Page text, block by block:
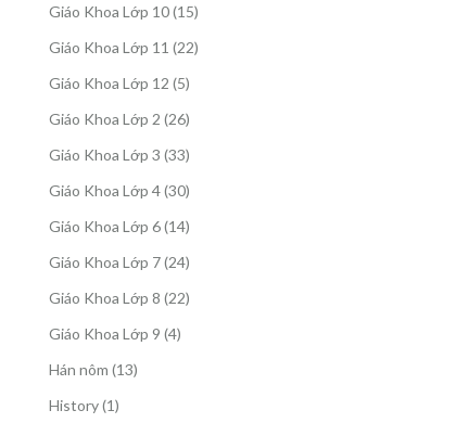
phẩm
Giáo Khoa Lớp 10 1515
phẩm
Giáo Khoa Lớp 11 2222
Giáo Khoa Lớp 12 55
phẩm
Giáo Khoa Lớp 2 2626
phẩm
Giáo Khoa Lớp 3 3333
phẩm
Giáo Khoa Lớp 4 3030
phẩm
Giáo Khoa Lớp 6 1414
phẩm
Giáo Khoa Lớp 7 2424
phẩm
Giáo Khoa Lớp 8 2222
Giáo Khoa Lớp 9 44
Hán nôm 1313
History 11